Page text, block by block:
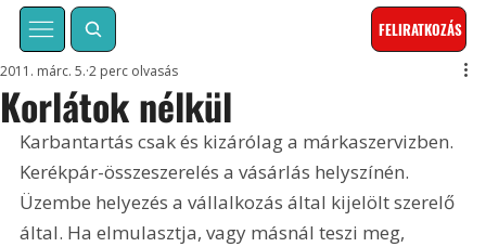
FELIRATKOZÁS
Korlátok nélkül
2011. márc. 5. 2 perc olvasás
Karbantartás csak és kizárólag a márkaszervizben.
Kerékpár-összeszerelés a vásárlás helyszínén.
Üzembe helyezés a vállalkozás által kijelölt szerelő
által. Ha elmulasztja, vagy másnál teszi meg,